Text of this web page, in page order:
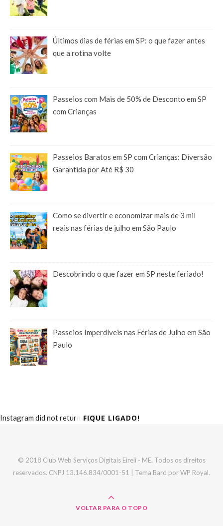
Últimos dias de férias em SP: o que fazer antes
que a rotina volte
Passeios com Mais de 50% de Desconto em SP
com Crianças
Passeios Baratos em SP com Crianças: Diversão
Garantida por Até R$ 30
Como se divertir e economizar mais de 3 mil
reais nas férias de julho em São Paulo
Descobrindo o que fazer em SP neste feriado!
Passeios Imperdíveis nas Férias de Julho em São
Paulo
FIQUE LIGADO!
Instagram did not return a 200.
© 2018 Club Web Serviços Digitais Eireli - ME. Todos os direitos
reservados. CNPJ 13.146.834/0001-51 | Tema Bard porWP Royal.
VOLTAR PARA O TOPO